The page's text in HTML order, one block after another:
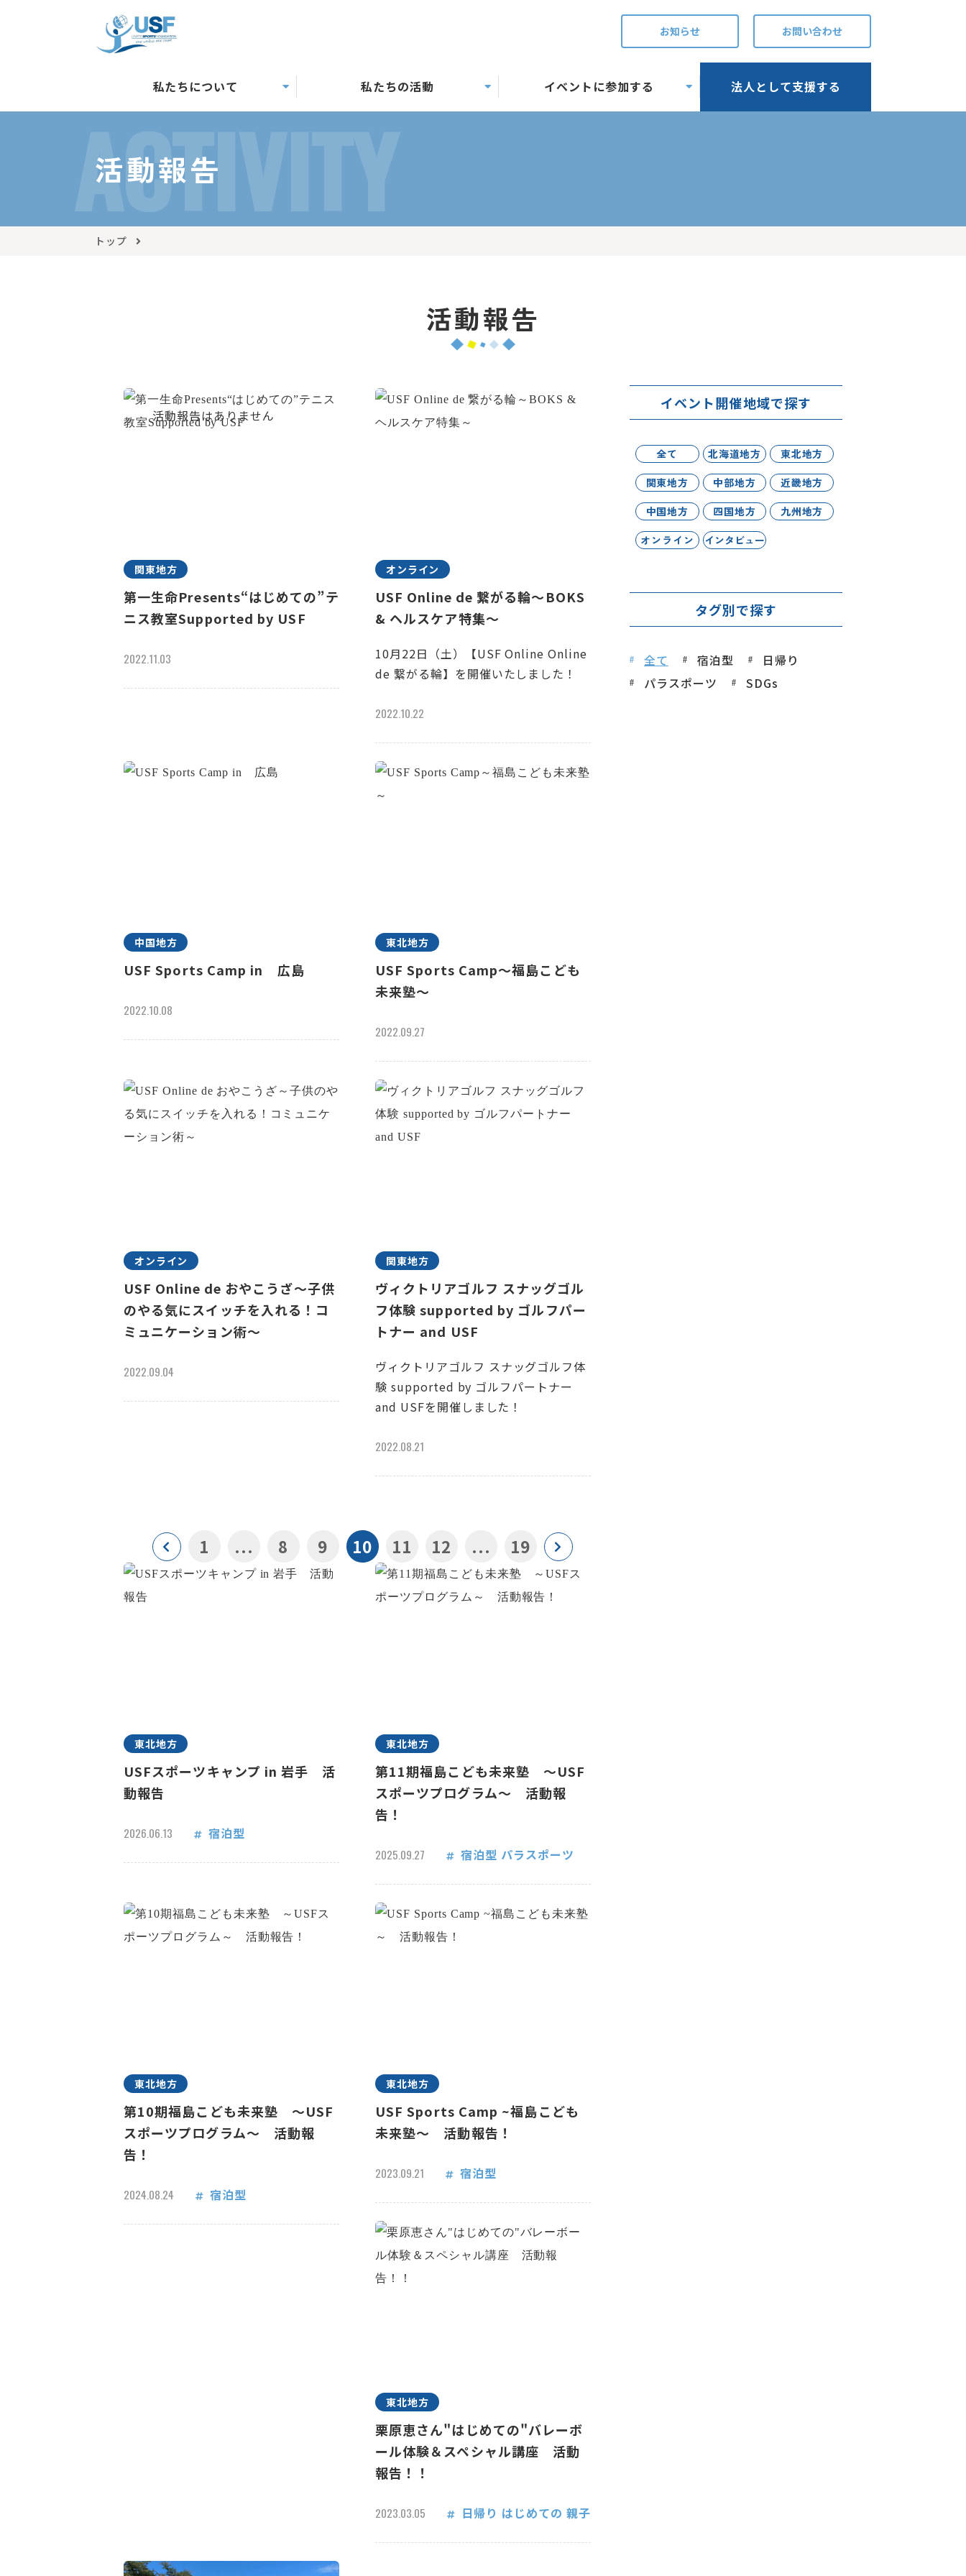
お知らせ お問い合わせ
私たちについて 私たちの活動 イベントに参加する 法人として支援する
ACTIVITY
活動報告
トップ
活動報告
関東地方
第一生命Presents“はじめての”テ
ニス教室Supported by USF
2022.11.03
オンライン
USF Online de 繋がる輪～BOKS
& ヘルスケア特集～
10月22日（土）【USF Online Online
de 繋がる輪】を開催いたしました！
2022.10.22
中国地方
USF Sports Camp in 広島
2022.10.08
東北地方
USF Sports Camp～福島こども
未来塾～
2022.09.27
オンライン
USF Online de おやこうざ～子供
のやる気にスイッチを入れる！コ
ミュニケーション術～
2022.09.04
関東地方
ヴィクトリアゴルフ スナッグゴル
フ体験 supported by ゴルフパー
トナー and USF
ヴィクトリアゴルフ スナッグゴルフ体
験 supported by ゴルフパートナー
and USFを開催しました！
2022.08.21
1 ... 8 9 10 11 12 ... 19
東北地方
USFスポーツキャンプ in 岩手 活
動報告
2026.06.13 宿泊型
東北地方
第11期福島こども未来塾 ～USF
スポーツプログラム～ 活動報
告！
2025.09.27 宿泊型 パラスポーツ
東北地方
第10期福島こども未来塾 ～USF
スポーツプログラム～ 活動報
告！
2024.08.24 宿泊型
東北地方
USF Sports Camp ~福島こども
未来塾～ 活動報告！
2023.09.21 宿泊型
東北地方
栗原恵さん"はじめての"バレーボ
ール体験＆スペシャル講座 活動
報告！！
2023.03.05 日帰り はじめての 親子
イベント開催地域で探す
全て 北海道地方
東北地方
関東地方
中部地方
近畿地方
中国地方
四国地方
九州地方
オンライン
インタビュー
タグ別で探す
全て 宿泊型
日帰り
パラスポーツ
SDGs